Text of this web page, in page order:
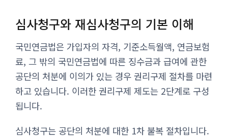
심사청구와 재심사청구의 기본 이해
국민연금법은 가입자의 자격, 기준소득월액, 연금보험
료, 그 밖의 국민연금법에 따른 징수금과 급여에 관한
공단의 처분에 이의가 있는 경우 권리구제 절차를 마련
하고 있습니다. 이러한 권리구제 제도는 2단계로 구성
됩니다.
심사청구는 공단의 처분에 대한 1차 불복 절차입니다.